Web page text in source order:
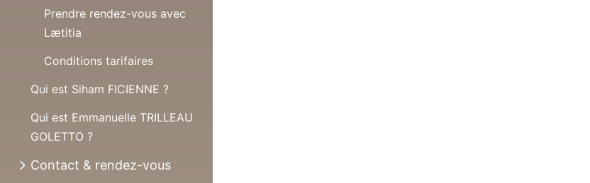
Prendre rendez-vous avec
Lætitia
Conditions tarifaires
Qui est Siham FICIENNE ?
Qui est Emmanuelle TRILLEAU
GOLETTO ?
Contact & rendez-vous